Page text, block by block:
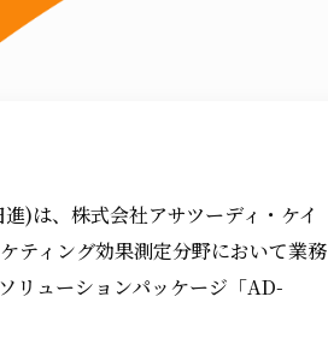
)は、株式会社アサツーディ・ケイ
ティング効果測定分野において業務
ューションパッケージ「AD-